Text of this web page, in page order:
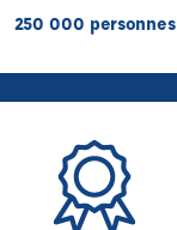
250 000 personnes